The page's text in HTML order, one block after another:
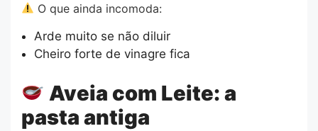
O que ainda incomoda:
Arde muito se não diluir
Cheiro forte de vinagre fica
Aveia com Leite: a
pasta antiga